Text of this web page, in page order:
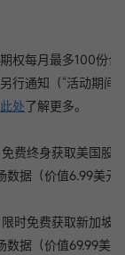
权每月最多100份合
行通知（“活动期间”
此处了解更多。
免费终身获取美国股
数据（价值6.99美元
限时免费获取新加坡
数据（价值69.99美